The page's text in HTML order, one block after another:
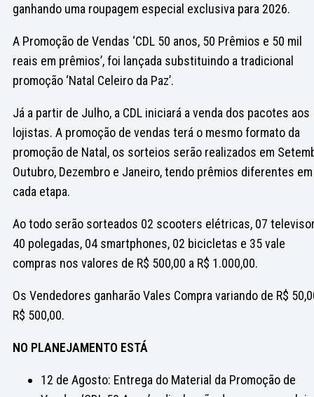
ganhando uma roupagem especial exclusiva para 2026.
A Promoção de Vendas ‘CDL 50 anos, 50 Prêmios e 50 mil
reais em prêmios’, foi lançada substituindo a tradicional
promoção ‘Natal Celeiro da Paz’.
Já a partir de Julho, a CDL iniciará a venda dos pacotes aos
lojistas. A promoção de vendas terá o mesmo formato da
promoção de Natal, os sorteios serão realizados em
Outubro, Dezembro e Janeiro, tendo prêmios diferentes em
cada etapa.
Ao todo serão sorteados 02 scooters elétricas, 07
40 polegadas, 04 smartphones, 02 bicicletas e 35 vale
compras nos valores de R$ 500,00 a R$ 1.000,00.
Os Vendedores ganharão Vales Compra variando de R$
R$ 500,00.
NO PLANEJAMENTO ESTÁ
12 de Agosto: Entrega do Material da Promoção de